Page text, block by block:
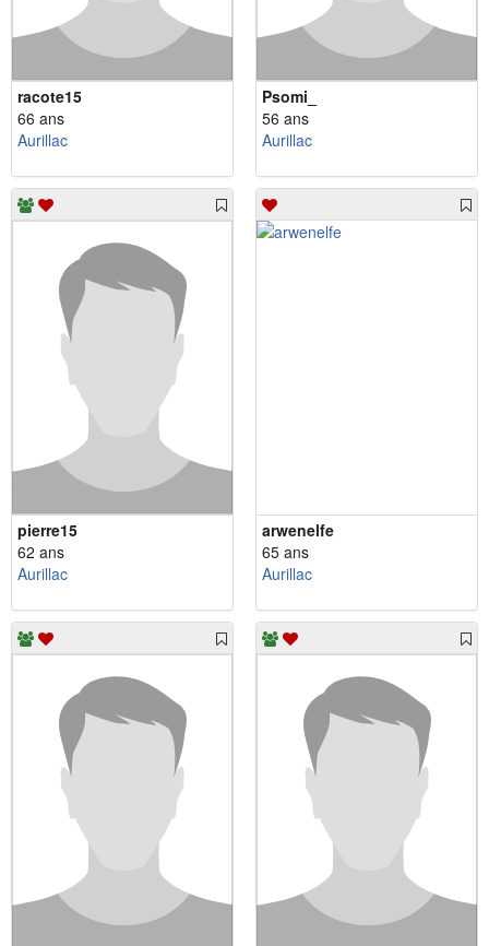
racote15
66 ans
Aurillac
Psomi_
56 ans
Aurillac
pierre15
62 ans
Aurillac
arwenelfe
65 ans
Aurillac